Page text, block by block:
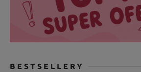
BESTSELLERY